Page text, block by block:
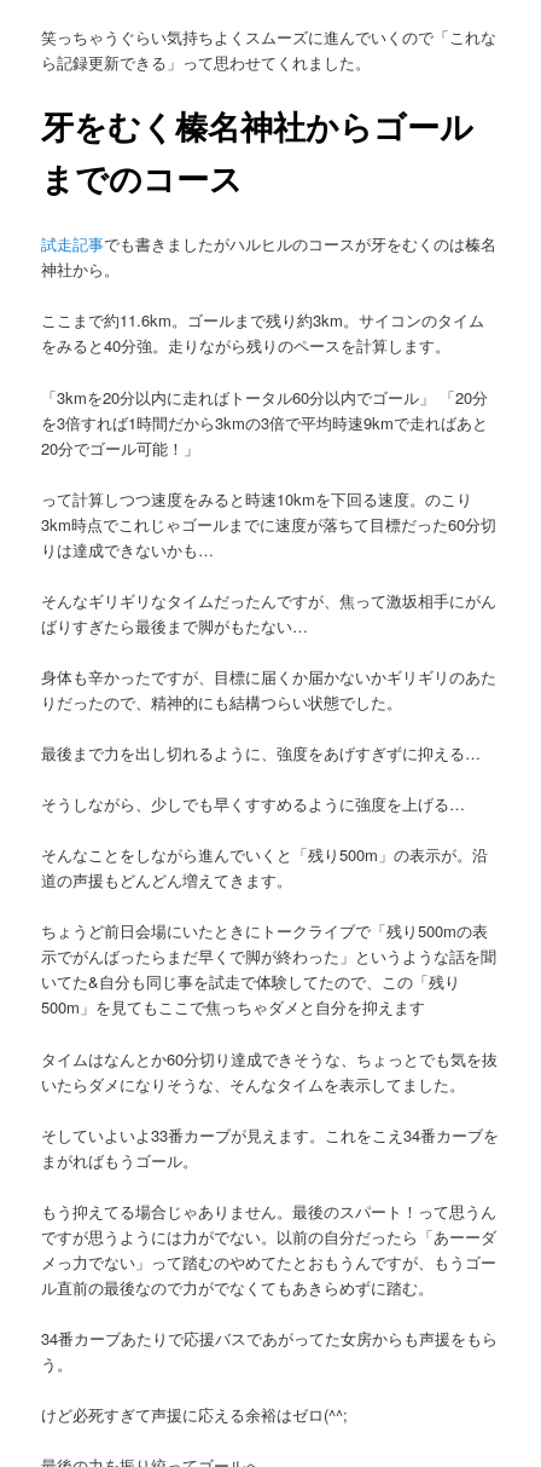
笑っちゃうぐらい気持ちよくスムーズに進んでいくので「これな
ら記録更新できる」って思わせてくれました。
牙をむく榛名神社からゴール
までのコース
試走記事でも書きましたがハルヒルのコースが牙をむくのは榛名
神社から。
ここまで約11.6km。ゴールまで残り約3km。サイコンのタイム
をみると40分強。走りながら残りのペースを計算します。
「3kmを20分以内に走ればトータル60分以内でゴール」 「20分
を3倍すれば1時間だから3kmの3倍で平均時速9kmで走ればあと
20分でゴール可能！」
って計算しつつ速度をみると時速10kmを下回る速度。のこり
3km時点でこれじゃゴールまでに速度が落ちて目標だった60分切
りは達成できないかも…
そんなギリギリなタイムだったんですが、焦って激坂相手にがん
ばりすぎたら最後まで脚がもたない…
身体も辛かったですが、目標に届くか届かないかギリギリのあた
りだったので、精神的にも結構つらい状態でした。
最後まで力を出し切れるように、強度をあげすぎずに抑える…
そうしながら、少しでも早くすすめるように強度を上げる…
そんなことをしながら進んでいくと「残り500m」の表示が。沿
道の声援もどんどん増えてきます。
ちょうど前日会場にいたときにトークライブで「残り500mの表
示でがんばったらまだ早くで脚が終わった」というような話を聞
いてた&自分も同じ事を試走で体験してたので、この「残り
500m」を見てもここで焦っちゃダメと自分を抑えます
タイムはなんとか60分切り達成できそうな、ちょっとでも気を抜
いたらダメになりそうな、そんなタイムを表示してました。
そしていよいよ33番カーブが見えます。これをこえ34番カーブを
まがればもうゴール。
もう抑えてる場合じゃありません。最後のスパート！って思うん
ですが思うようには力がでない。以前の自分だったら「あーーダ
メっ力でない」って踏むのやめてたとおもうんですが、もうゴー
ル直前の最後なので力がでなくてもあきらめずに踏む。
34番カーブあたりで応援バスであがってた女房からも声援をもら
う。
けど必死すぎて声援に応える余裕はゼロ(^^;